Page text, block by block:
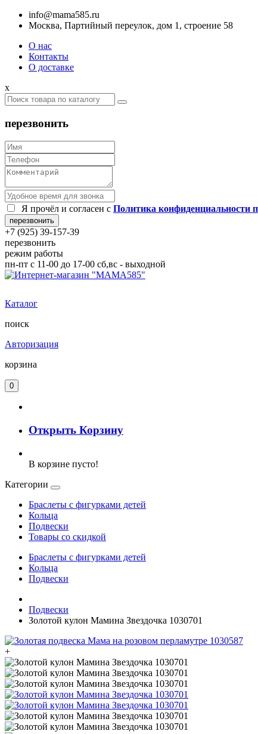
info@mama585.ru
Москва, Партийный переулок, дом 1, строение 58
О нас
Контакты
О доставке
x
перезвонить
Я прочёл и согласен c Политика конфиденциальности
+7 (925) 39-157-39
перезвонить
режим работы
пн-пт с 11-00 до 17-00 сб,вс - выходной
Каталог
поиск
Авторизация
корзина
0
Открыть Корзину
В корзине пусто!
Категории
Браслеты с фигурками детей
Кольца
Подвески
Товары со скидкой
Браслеты с фигурками детей
Кольца
Подвески
Подвески
Золотой кулон Мамина Звездочка 1030701
+